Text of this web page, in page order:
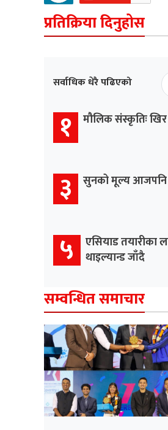
प्रतिक्रिया दिनुहोस
सर्वाधिक धेरै पढिएको
१ मौलिक संस्कृतिः
३ सुनको मूल्य आजपनि
५
एसियाड तयारीका
थाइल्यान्ड जाँदै
सम्वन्धित समाचार